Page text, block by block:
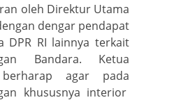
oleh Direktur Utama
dengar pendapat
DPR RI lainnya terkait
Bandara. Ketua
agar pada
khususnya interior